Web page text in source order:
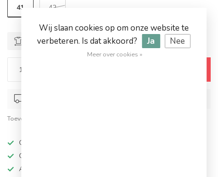
41 42
Maattabel
Toevoegen om te vergelijken
Op werkdagen besteld, dezelfde dag verzonden
Grote keuze in topmerken
Altijd hoge kortingen
Wij slaan cookies op om onze website te
verbeteren. Is dat akkoord?
Ja Nee
Meer over cookies »